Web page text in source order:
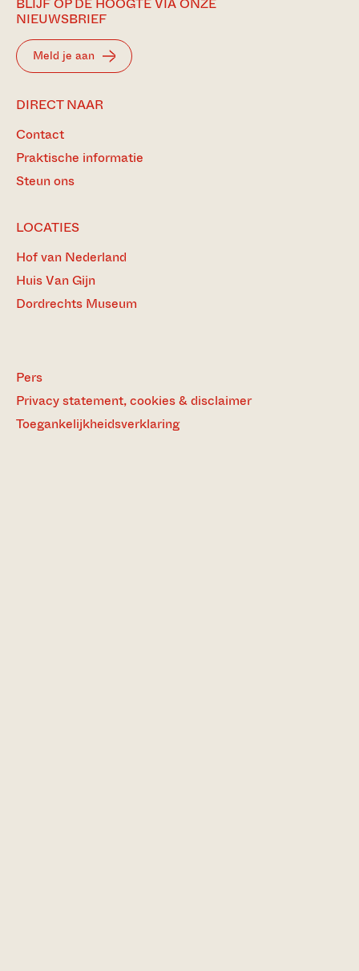
BLIJF OP DE HOOGTE VIA ONZE
NIEUWSBRIEF
Meld je aan
DIRECT NAAR
Contact
Praktische informatie
Steun ons
LOCATIES
Hof van Nederland
Huis Van Gijn
Dordrechts Museum
Pers
Privacy statement, cookies & disclaimer
Toegankelijkheidsverklaring